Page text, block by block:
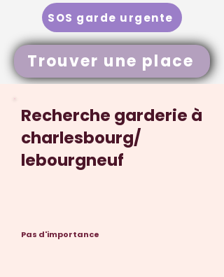
Trouver une place
SOS garde urgente
Recherche garderie à
charlesbourg/
lebourgneuf
Pas d'importance